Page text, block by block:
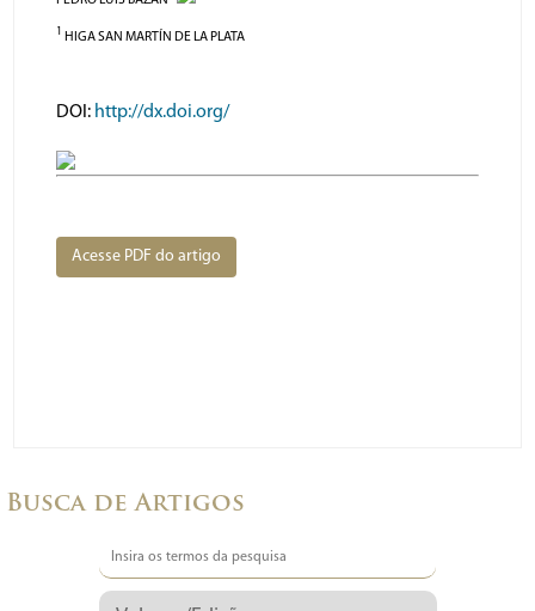
1 HIGA SAN MARTÍN DE LA PLATA
DOI: http://dx.doi.org/
Acesse PDF do artigo
Busca de Artigos